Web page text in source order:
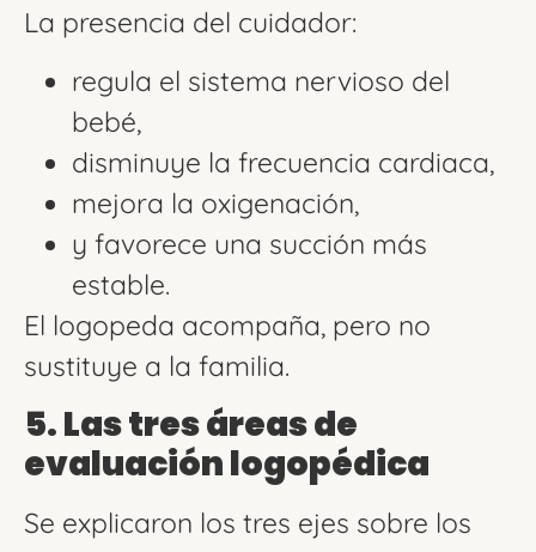
La presencia del cuidador:
regula el sistema nervioso del
bebé,
disminuye la frecuencia cardiaca,
mejora la oxigenación,
y favorece una succión más
estable.
El logopeda acompaña, pero no
sustituye a la familia.
5. Las tres áreas de
evaluación logopédica
Se explicaron los tres ejes sobre los